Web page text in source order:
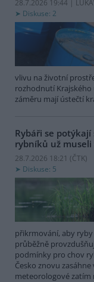
28.7.2026 19:44 |
Diskuse: 2
vlivu na životní
rozhodnutí
záměru mají ústečtí
Rybáři se
rybníků už
28.7.2026 18:21 (ČTK)
Diskuse: 5
přikrmování, aby
průběžně
podmínky pro chov
Česko znovu
meteorologové zatím